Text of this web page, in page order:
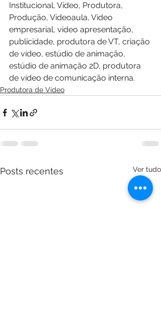
Institucional, Vídeo, Produtora,
Produção, Videoaula, Video
empresarial, video apresentação,
publicidade, produtora de VT, criação
de vídeo, estúdio de animação,
estúdio de animação 2D, produtora
de vídeo de comunicação interna.
Produtora de Vídeo
Posts recentes Ver tudo